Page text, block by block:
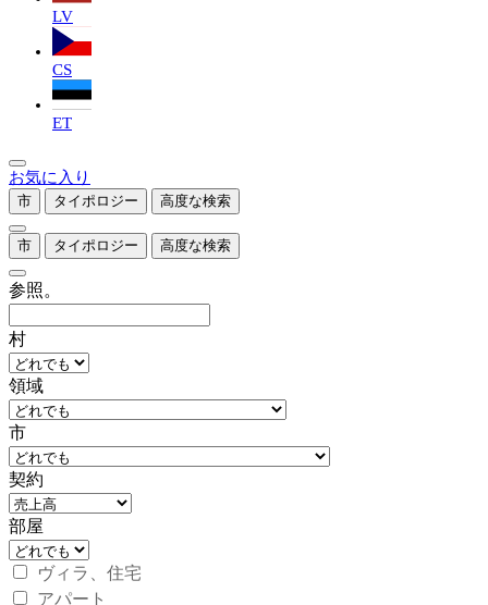
LV
CS
ET
お気に入り
市 タイポロジー 高度な検索
市 タイポロジー 高度な検索
参照。
村
領域
市
契約
部屋
ヴィラ、住宅
アパート